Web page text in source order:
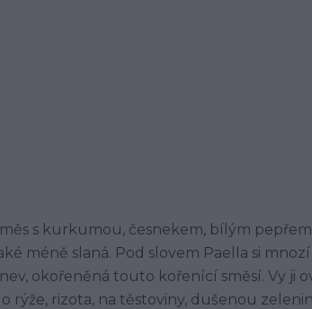
s kurkumou, česnekem, bílým
méně slaná. Pod slovem Paella si
okořeněná touto kořenící směsí. Vy ji
rýže, rizota, na těstoviny, dušenou